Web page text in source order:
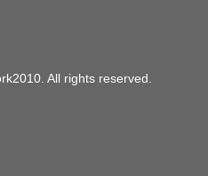
All rights reserved.